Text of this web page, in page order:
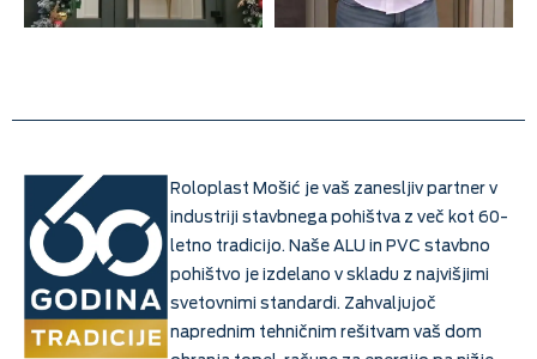
Roloplast Mošić je vaš zanesljiv partner v
industriji stavbnega pohištva z več kot 60-
letno tradicijo. Naše ALU in PVC stavbno
pohištvo je izdelano v skladu z najvišjimi
svetovnimi standardi. Zahvaljujoč
naprednim tehničnim rešitvam vaš dom